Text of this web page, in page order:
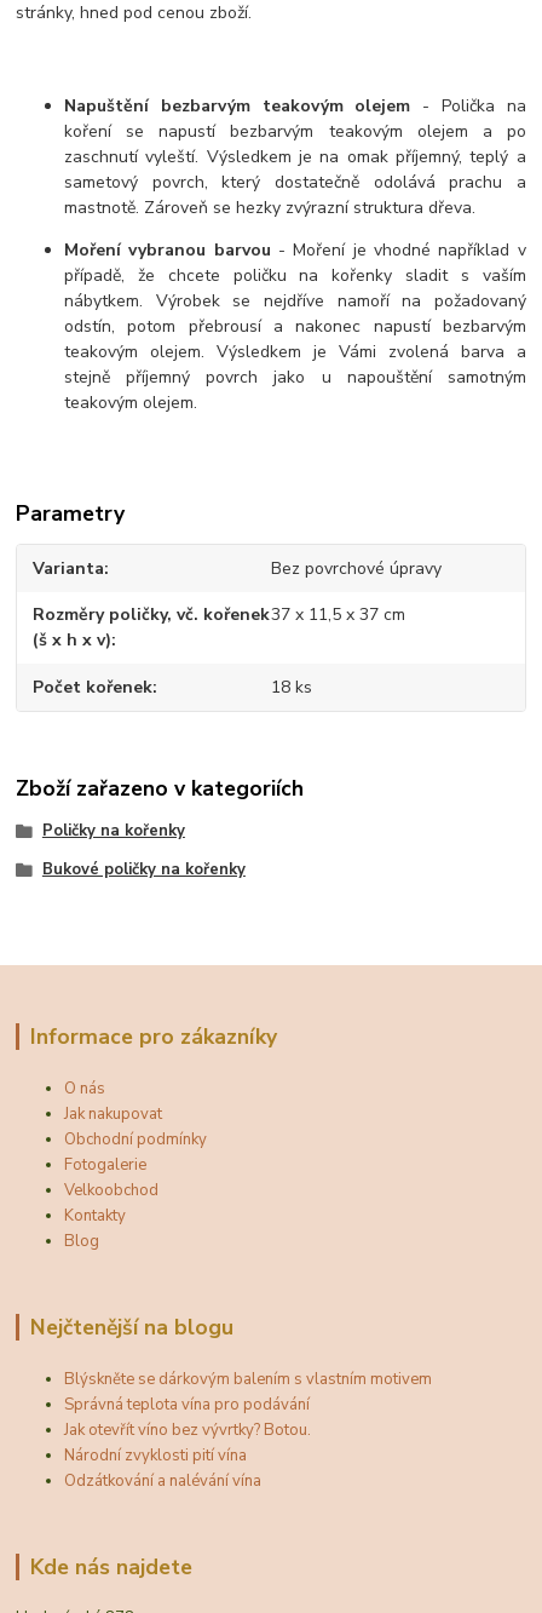
stránky, hned pod cenou zboží.
Napuštění bezbarvým teakovým olejem - Polička na
koření se napustí bezbarvým teakovým olejem a po
zaschnutí vyleští. Výsledkem je na omak příjemný, teplý a
sametový povrch, který dostatečně odolává prachu a
mastnotě. Zároveň se hezky zvýrazní struktura dřeva.
Moření vybranou barvou - Moření je vhodné například v
případě, že chcete poličku na kořenky sladit s vaším
nábytkem. Výrobek se nejdříve namoří na požadovaný
odstín, potom přebrousí a nakonec napustí bezbarvým
teakovým olejem. Výsledkem je Vámi zvolená barva a
stejně příjemný povrch jako u napouštění samotným
teakovým olejem.
Parametry
Varianta Bez povrchové úpravy
Rozměry poličky, vč. kořenek
(š x h x v)
37 x 11,5 x 37 cm
Počet kořenek 18 ks
Zboží zařazeno v kategoriích
Poličky na kořenky
Bukové poličky na kořenky
Informace pro zákazníky
O nás
Jak nakupovat
Obchodní podmínky
Fotogalerie
Velkoobchod
Kontakty
Blog
Nejčtenější na blogu
Blýskněte se dárkovým balením s vlastním motivem
Správná teplota vína pro podávání
Jak otevřít víno bez vývrtky? Botou.
Národní zvyklosti pití vína
Odzátkování a nalévání vína
Kde nás najdete